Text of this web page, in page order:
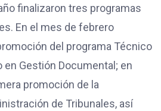
finalizaron tres programas
En el mes de febrero
del programa Técnico
en Gestión Documental; en
promoción de la
de Tribunales, así